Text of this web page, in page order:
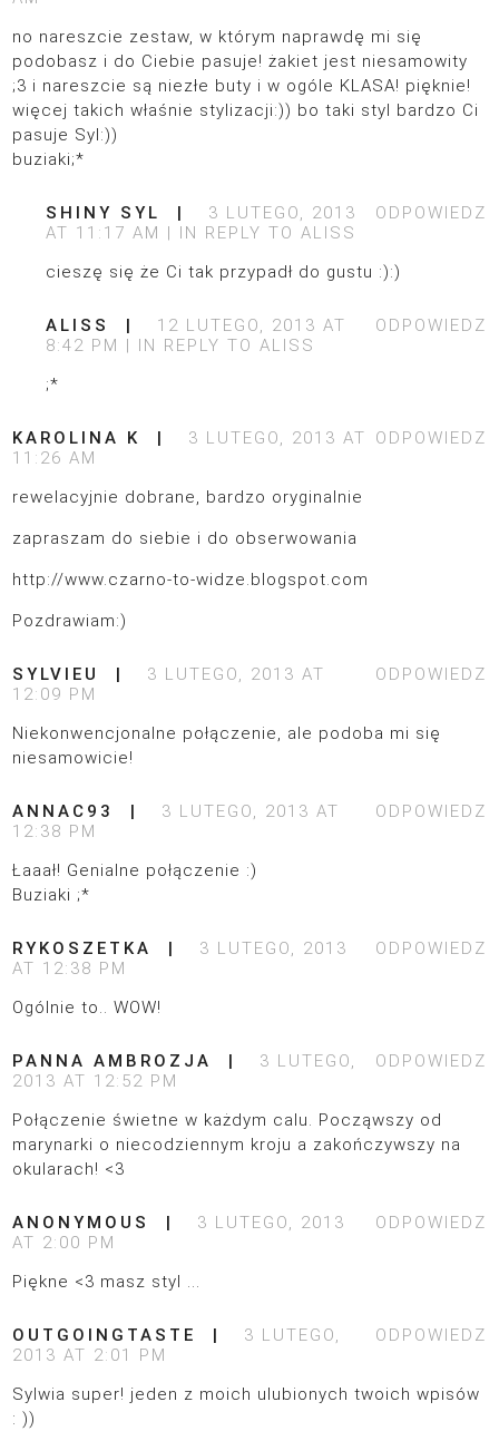
no nareszcie zestaw, w którym naprawdę mi się
podobasz i do Ciebie pasuje! żakiet jest niesamowity
;3 i nareszcie są niezłe buty i w ogóle KLASA! pięknie!
więcej takich właśnie stylizacji:)) bo taki styl bardzo Ci
pasuje Syl:))
buziaki;*
ODPOWIEDZ
SHINY SYL
3 LUTEGO, 2013
AT 11:17 AM
IN REPLY TOALISS
cieszę się że Ci tak przypadł do gustu :):)
ODPOWIEDZ
ALISS
12 LUTEGO, 2013 AT
8:42 PM
IN REPLY TOALISS
;*
ODPOWIEDZ
KAROLINA K
3 LUTEGO, 2013 AT
11:26 AM
rewelacyjnie dobrane, bardzo oryginalnie
zapraszam do siebie i do obserwowania
http://www.czarno-to-widze.blogspot.com
Pozdrawiam:)
ODPOWIEDZ
SYLVIEU
3 LUTEGO, 2013 AT
12:09 PM
Niekonwencjonalne połączenie, ale podoba mi się
niesamowicie!
ODPOWIEDZ
ANNAC93
3 LUTEGO, 2013 AT
12:38 PM
Łaaał! Genialne połączenie :)
Buziaki ;*
ODPOWIEDZ
RYKOSZETKA
3 LUTEGO, 2013
AT 12:38 PM
Ogólnie to.. WOW!
ODPOWIEDZ
PANNA AMBROZJA
3 LUTEGO,
2013 AT 12:52 PM
Połączenie świetne w każdym calu. Począwszy od
marynarki o niecodziennym kroju a zakończywszy na
okularach! <3
ODPOWIEDZ
ANONYMOUS
3 LUTEGO, 2013
AT 2:00 PM
Piękne <3 masz styl ...
ODPOWIEDZ
OUTGOINGTASTE
3 LUTEGO,
2013 AT 2:01 PM
Sylwia super! jeden z moich ulubionych twoich wpisów
: ))